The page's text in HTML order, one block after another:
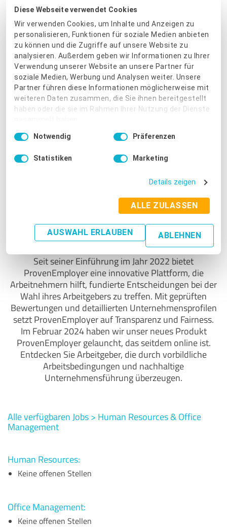
Diese Webseite verwendet Cookies
Wir verwenden Cookies, um Inhalte und Anzeigen zu
personalisieren, Funktionen für soziale Medien anbieten
zu können und die Zugriffe auf unsere Website zu
analysieren. Außerdem geben wir Informationen zu Ihrer
Verwendung unserer Website an unsere Partner für
soziale Medien, Werbung und Analysen weiter. Unsere
Partner führen diese Informationen möglicherweise mit
weiteren Daten zusammen, die Sie ihnen bereitgestellt
haben oder die sie im Rahmen Ihrer Nutzung der Dienste
Impressum|Datenschutzbestimmungen
Notwendig Präferenzen
Statistiken Marketing
Details zeigen
ALLE ZULASSEN
AUSWAHL ERLAUBEN ABLEHNEN
ProvenExpert ist eine der führenden Online-
Plattformen in Europa für professionelles
Reputationsmanagement. Wir ermöglichen es
Unternehmern und Unternehmen jeder Größe,
Vertrauen aufzubauen und ihre Online-Präsenz und
Sichtbarkeit zu stärken. Mit nahezu 750.000 Nutzern
weltweit ermöglicht ProvenExpert das Sammeln,
Bündeln, Analysieren und Präsentieren von
authentischem Kundenfeedback. Dieses Feedback ist
entscheidend, um das Kundenvertrauen zu festigen
Markt, in dem Verbrauchermeinungen und
ProvenExpert als essentieller Partner für effektives
Dienstleistungssektor etabliert.
Über ProvenEmployer
Seit seiner Einführung im Jahr 2022 bietet
ProvenEmployer eine innovative Plattform, die
Arbeitnehmern hilft, fundierte Entscheidungen bei der
Wahl ihres Arbeitgebers zu treffen. Mit geprüften
Bewertungen und detaillierten Unternehmensprofilen
setzt ProvenEmployer auf Transparenz und Fairness.
Im Februar 2024 haben wir unser neues Produkt
ProvenEmployer gelauncht, das seitdem online ist.
Entdecken Sie Arbeitgeber, die durch vorbildliche
Arbeitsbedingungen und nachhaltige
Unternehmensführung überzeugen.
Alle verfügbaren Jobs > Human Resources & Office
Management
Human Resources:
Keine offenen Stellen
Office Management:
Keine offenen Stellen